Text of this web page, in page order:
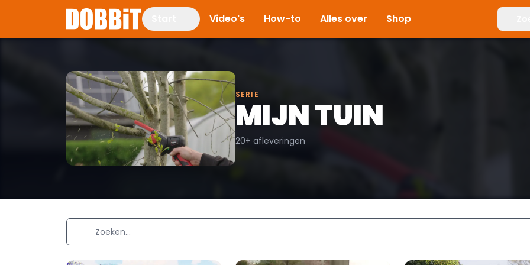
Video's How-to Alles over Shop
SERIE
MIJN TUIN
20+ afleveringen